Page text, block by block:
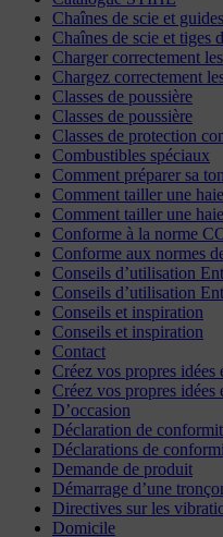
Chaînes de scie et
Chaînes de scie et tiges
Charger correctement
Chargez correctement
Classes de poussière
Classes de poussière
Classes de protection
Combustibles spéciaux
Comment préparer sa
Comment tailler une
Comment tailler une
Conforme à la norme
Conforme aux normes
Conseils d’utilisation
Conseils d’utilisation
Conseils et inspiration
Conseils et inspiration
Contact
Créez vos propres idées
Créez vos propres idées
D’occasion
Déclaration de
Déclarations de
Demande de produit
Démarrage d’une
Directives sur les
Domicile